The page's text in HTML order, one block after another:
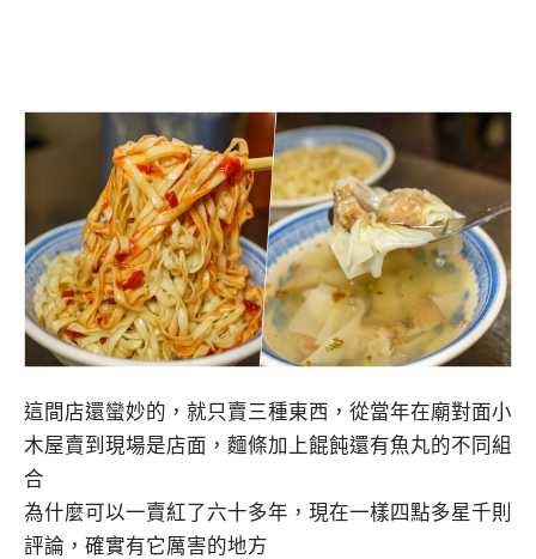
這間店還蠻妙的，就只賣三種東西，從當年在廟對面小
木屋賣到現場是店面，麵條加上餛飩還有魚丸的不同組
合
為什麼可以一賣紅了六十多年，現在一樣四點多星千則
評論，確實有它厲害的地方